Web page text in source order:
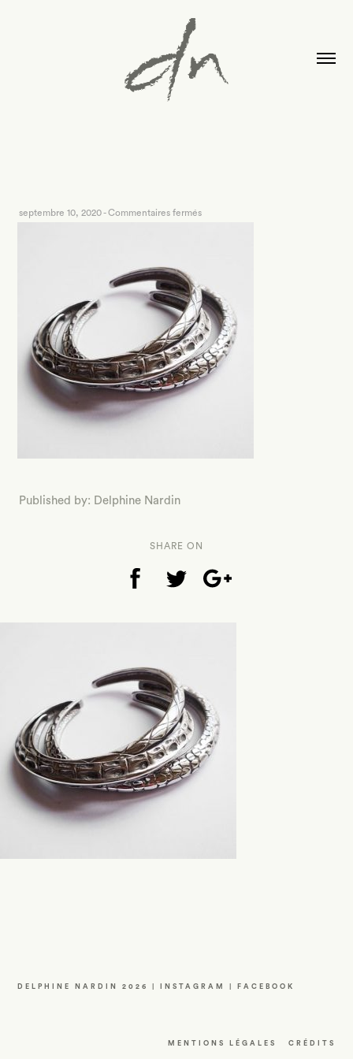
septembre 10, 2020-Commentaires ferméssur
Published by: Delphine Nardin
SHARE ON
DELPHINE NARDIN 2026 | INSTAGRAM FACEBOOK
MENTIONS LÉGALES CRÉDITS